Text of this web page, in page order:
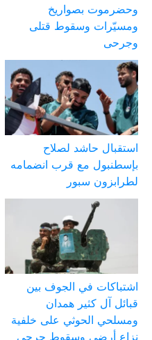
وحضرموت بصواريخ
ومسيّرات وسقوط قتلى
وجرحى
استقبال حاشد لصلاح
بإسطنبول مع قرب انضمامه
لطرابزون سبور
اشتباكات في الجوف بين
قبائل آل كثير همدان
ومسلحي الحوثي على خلفية
نزاع أرضي وسقوط جرحى